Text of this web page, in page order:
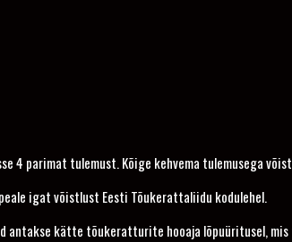
4 parimat tulemust. Kõige kehvema tulemusega
igat võistlust Eesti Tõukerattaliidu kodulehel.
antakse kätte tõukeratturite hooaja lõpuüritusel,